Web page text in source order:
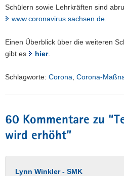
Schülern sowie Lehrkräften sind
www.coronavirus.sachsen.de
Einen Überblick über die weiteren
gibt es
hier.
Schlagworte: Corona Corona-
60 Kommentare zu “
wird erhöht”
Lynn Winkler - SMK